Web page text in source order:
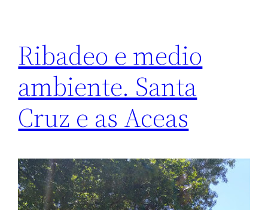
Ribadeo e medio
ambiente. Santa
Cruz e as Aceas